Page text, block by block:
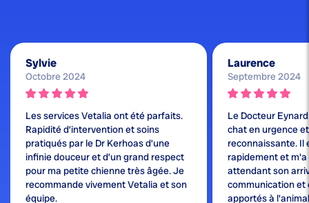
Sylvie
Octobre 2024
Les services Vetalia ont été parfaits.
Rapidité d’intervention et soins
pratiqués par le Dr Kerhoas d’une
infinie douceur et d’un grand respect
pour ma petite chienne très âgée. Je
recommande vivement Vetalia et son
équipe.
Laurence
Septembre 2024
Le Docteur
chat en urgence
reconnaissante. Il
rapidement et m'a
attendant son
communication et
apportés à